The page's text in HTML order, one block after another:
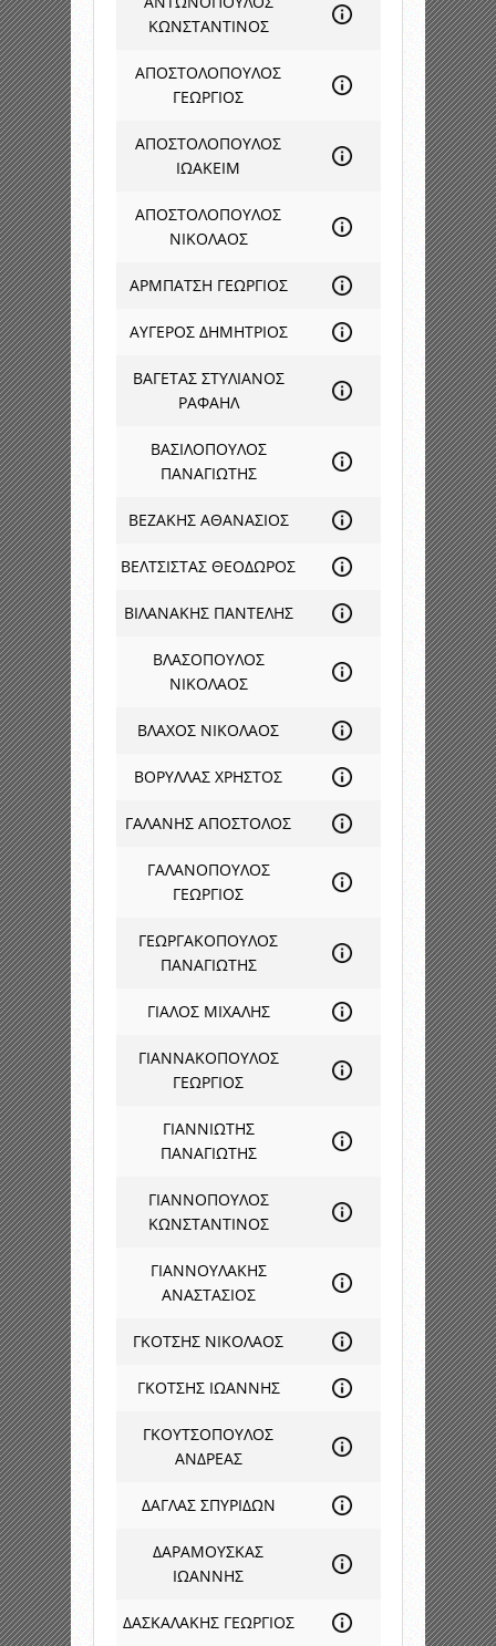
ΚΩΝΣΤΑΝΤΙΝΟΣ
ΑΠΟΣΤΟΛΟΠΟΥΛΟΣ
ΓΕΩΡΓΙΟΣ
ΑΠΟΣΤΟΛΟΠΟΥΛΟΣ
ΙΩΑΚΕΙΜ
ΑΠΟΣΤΟΛΟΠΟΥΛΟΣ
ΝΙΚΟΛΑΟΣ
ΑΡΜΠΑΤΣΗ ΓΕΩΡΓΙΟΣ
ΑΥΓΕΡΟΣ ΔΗΜΗΤΡΙΟΣ
ΒΑΓΕΤΑΣ ΣΤΥΛΙΑΝΟΣ
ΡΑΦΑΗΛ
ΒΑΣΙΛΟΠΟΥΛΟΣ
ΠΑΝΑΓΙΩΤΗΣ
ΒΕΖΑΚΗΣ ΑΘΑΝΑΣΙΟΣ
ΒΕΛΤΣΙΣΤΑΣ ΘΕΟΔΩΡΟΣ
ΒΙΛΑΝΑΚΗΣ ΠΑΝΤΕΛΗΣ
ΒΛΑΣΟΠΟΥΛΟΣ
ΝΙΚΟΛΑΟΣ
ΒΛΑΧΟΣ ΝΙΚΟΛΑΟΣ
ΒΟΡΥΛΛΑΣ ΧΡΗΣΤΟΣ
ΓΑΛΑΝΗΣ ΑΠΟΣΤΟΛΟΣ
ΓΑΛΑΝΟΠΟΥΛΟΣ
ΓΕΩΡΓΙΟΣ
ΓΕΩΡΓΑΚΟΠΟΥΛΟΣ
ΠΑΝΑΓΙΩΤΗΣ
ΓΙΑΛΟΣ ΜΙΧΑΛΗΣ
ΓΙΑΝΝΑΚΟΠΟΥΛΟΣ
ΓΕΩΡΓΙΟΣ
ΓΙΑΝΝΙΩΤΗΣ
ΠΑΝΑΓΙΩΤΗΣ
ΓΙΑΝΝΟΠΟΥΛΟΣ
ΚΩΝΣΤΑΝΤΙΝΟΣ
ΓΙΑΝΝΟΥΛΑΚΗΣ
ΑΝΑΣΤΑΣΙΟΣ
ΓΚΟΤΣΗΣ ΝΙΚΟΛΑΟΣ
ΓΚΟΤΣΗΣ ΙΩΑΝΝΗΣ
ΓΚΟΥΤΣΟΠΟΥΛΟΣ
ΑΝΔΡΕΑΣ
ΔΑΓΛΑΣ ΣΠΥΡΙΔΩΝ
ΔΑΡΑΜΟΥΣΚΑΣ
ΙΩΑΝΝΗΣ
ΔΑΣΚΑΛΑΚΗΣ ΓΕΩΡΓΙΟΣ